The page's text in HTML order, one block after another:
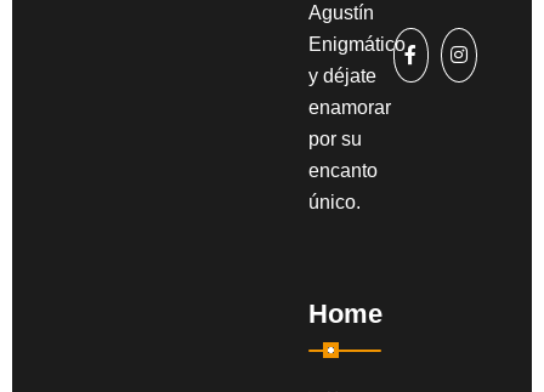
Agustín
Enigmático
y déjate
enamorar
por su
encanto
único.
Home